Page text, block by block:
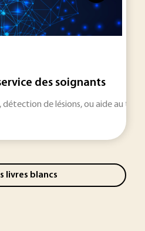
des soignants
détection de lésions, ou aide au
livres blancs